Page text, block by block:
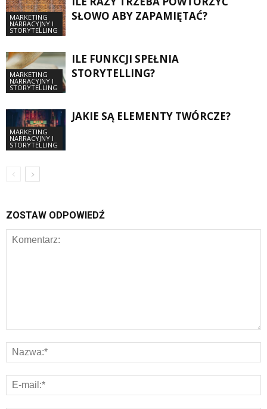
MARKETING
NARRACYJNY I
STORYTELLING
SŁOWO ABY ZAPAMIĘTAĆ?
MARKETING
NARRACYJNY I
STORYTELLING
ILE FUNKCJI SPEŁNIA
STORYTELLING?
MARKETING
NARRACYJNY I
STORYTELLING
JAKIE SĄ ELEMENTY TWÓRCZE?
ZOSTAW ODPOWIEDŹ